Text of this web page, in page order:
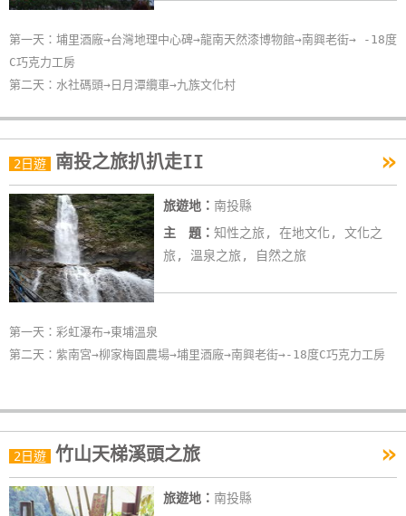
客
服
聯
單
Line
線
上
客
服
紅
利
訂
房
Q&A
第一天：埔里酒廠→台灣地理中心碑→龍南天然漆博物館→南興老街→ -18度
C巧克力工房
第二天：水社碼頭→日月潭纜車→九族文化村
2日遊 南投之旅扒扒走II »
旅遊地： 南投縣
主 題： 知性之旅, 在地文化, 文化之
旅, 溫泉之旅, 自然之旅
第一天：彩虹瀑布→東埔溫泉
第二天：紫南宮→柳家梅園農場→埔里酒廠→南興老街→-18度C巧克力工房
2日遊 竹山天梯溪頭之旅 »
旅遊地： 南投縣